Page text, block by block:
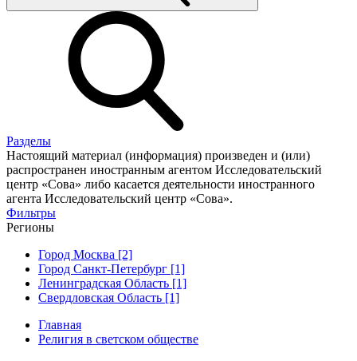
Разделы
Настоящий материал (информация) произведен и (или)
распространен иностранным агентом Исследовательский
центр «Сова» либо касается деятельности иностранного
агента Исследовательский центр «Сова».
Фильтры
Регионы
Город Москва [2]
Город Санкт-Петербург [1]
Ленинградская Область [1]
Свердловская Область [1]
Главная
Религия в светском обществе